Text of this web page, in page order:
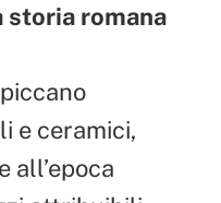
storia romana
e ceramici,
all’epoca